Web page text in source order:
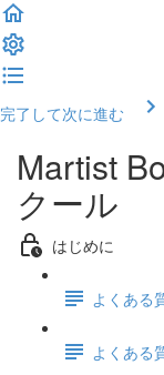
完了して次に進む
Martist
クール
はじめに
よくある
よくある